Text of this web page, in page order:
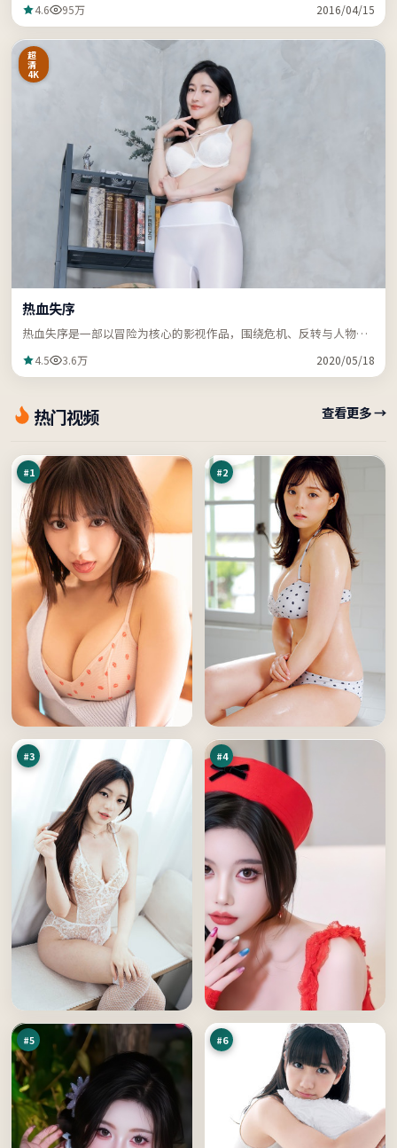
4.6 95万 2016/04/15
超
清
4K
热血失序
热血失序是一部以冒险为核心的影视作品，围绕危机、反转与人物成
4.5 3.6万 2020/05/18
热门视频 查看更多 →
#1
月
剧 97
#2
#3
引
擎
97
万
#4
远
征
95
万
#5 #6
热
血
代
码万